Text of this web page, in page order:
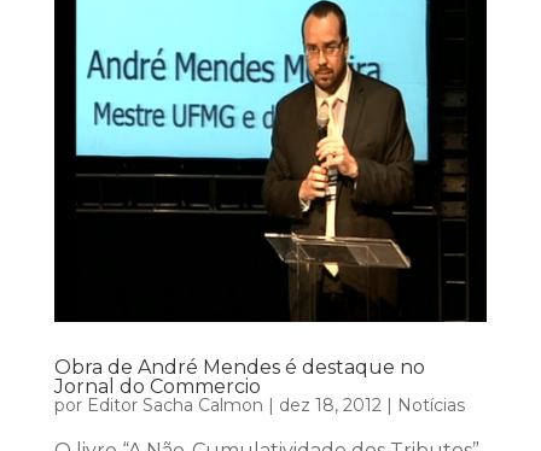
Obra de André Mendes é destaque no
Jornal do Commercio
por Editor Sacha Calmon | dez 18, 2012| Notícias